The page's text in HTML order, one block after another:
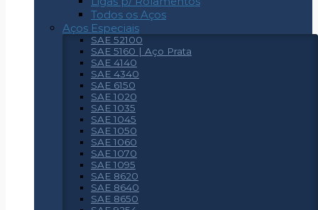
Todos os Aços
Aços Especiais
SAE 52100
SAE 5160 | Aço Prata
SAE 4140
SAE 4340
SAE 6150
SAE 1020
SAE 1035
SAE 1045
SAE 1050
SAE 1060
SAE 1070
SAE 1095
SAE 8620
SAE 8640
SAE 8650